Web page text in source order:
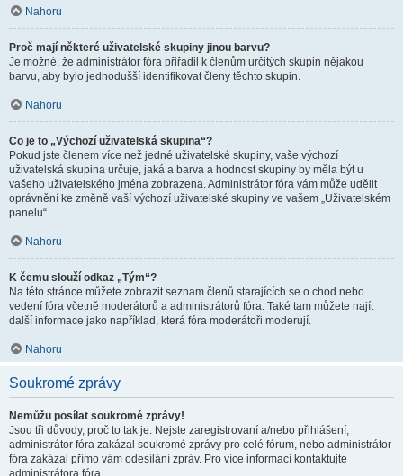
Nahoru
Proč mají některé uživatelské skupiny jinou barvu?
Je možné, že administrátor fóra přiřadil k členům určitých skupin nějakou
barvu, aby bylo jednodušší identifikovat členy těchto skupin.
Nahoru
Co je to „Výchozí uživatelská skupina“?
Pokud jste členem více než jedné uživatelské skupiny, vaše výchozí
uživatelská skupina určuje, jaká a barva a hodnost skupiny by měla být u
vašeho uživatelského jména zobrazena. Administrátor fóra vám může udělit
oprávnění ke změně vaší výchozí uživatelské skupiny ve vašem „Uživatelském
panelu“.
Nahoru
K čemu slouží odkaz „Tým“?
Na této stránce můžete zobrazit seznam členů starajících se o chod nebo
vedení fóra včetně moderátorů a administrátorů fóra. Také tam můžete najít
další informace jako například, která fóra moderátoři moderují.
Nahoru
Soukromé zprávy
Nemůžu posílat soukromé zprávy!
Jsou tři důvody, proč to tak je. Nejste zaregistrovaní a/nebo přihlášení,
administrátor fóra zakázal soukromé zprávy pro celé fórum, nebo administrátor
fóra zakázal přímo vám odesílání zpráv. Pro více informací kontaktujte
administrátora fóra.